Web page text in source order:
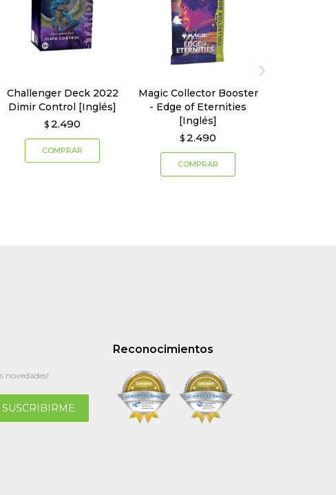
Challenger Deck 2022
Dimir Control [Inglés]
$ 2.490
Magic Collector Booster
- Edge of Eternities
[Inglés]
$ 2.490
Reconocimientos
novedades!
SUSCRIBIRME